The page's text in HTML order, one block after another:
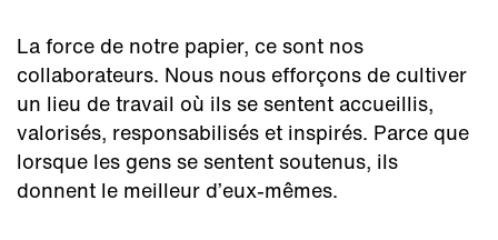
La force de notre papier, ce sont nos
collaborateurs. Nous nous efforçons de cultiver
un lieu de travail où ils se sentent accueillis,
valorisés, responsabilisés et inspirés. Parce que
lorsque les gens se sentent soutenus, ils
donnent le meilleur d’eux-mêmes.